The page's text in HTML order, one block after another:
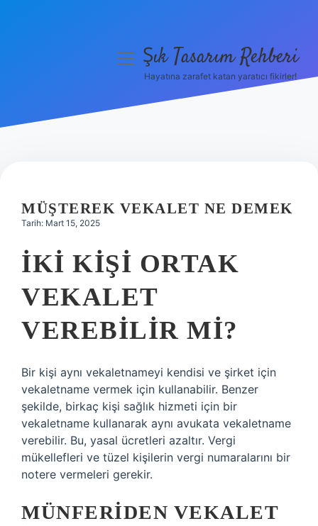
Hakkımızda
menüyüŞık Tasarım Rehberi
Hayatına zarafet katan yaratıcı fikirler!
MÜŞTEREK VEKALET NE DEMEK
Tarih: Mart 15, 2025
İKI KIŞI ORTAK
VEKALET
VEREBILIR MI?
Bir kişi aynı vekaletnameyi kendisi ve şirket için
vekaletname vermek için kullanabilir. Benzer
şekilde, birkaç kişi sağlık hizmeti için bir
vekaletname kullanarak aynı avukata vekaletname
verebilir. Bu, yasal ücretleri azaltır. Vergi
mükellefleri ve tüzel kişilerin vergi numaralarını bir
notere vermeleri gerekir.
MÜNFERIDEN VEKALET